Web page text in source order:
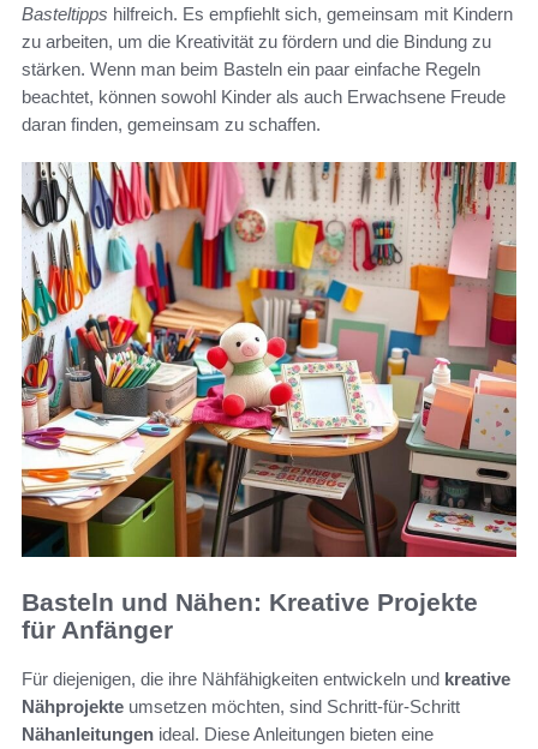
Basteltipps hilfreich. Es empfiehlt sich, gemeinsam mit Kindern
zu arbeiten, um die Kreativität zu fördern und die Bindung zu
stärken. Wenn man beim Basteln ein paar einfache Regeln
beachtet, können sowohl Kinder als auch Erwachsene Freude
daran finden, gemeinsam zu schaffen.
Basteln und Nähen: Kreative Projekte
für Anfänger
Für diejenigen, die ihre Nähfähigkeiten entwickeln und kreative
Nähprojekte umsetzen möchten, sind Schritt-für-Schritt
Nähanleitungen ideal. Diese Anleitungen bieten eine